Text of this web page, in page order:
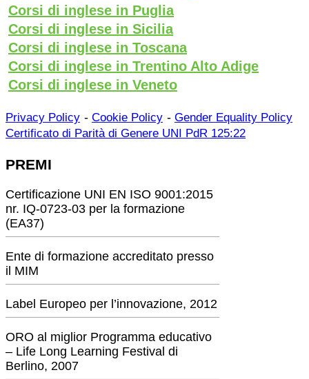
Corsi di inglese in Puglia
Corsi di inglese in Sicilia
Corsi di inglese in Toscana
Corsi di inglese in Trentino Alto Adige
Corsi di inglese in Veneto
Privacy Policy - Cookie Policy - Gender Equality Policy
Certificato di Parità di Genere UNI PdR 125:22
PREMI
Certificazione UNI EN ISO 9001:2015
nr. IQ-0723-03 per la formazione
(EA37)
Ente di formazione accreditato presso
il MIM
Label Europeo per l’innovazione, 2012
ORO al miglior Programma educativo
– Life Long Learning Festival di
Berlino, 2007